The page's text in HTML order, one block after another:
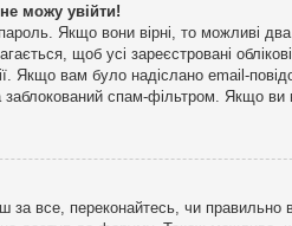
можу увійти!
пароль. Якщо вони вірні, то можливі
щоб усі зареєстровані
Якщо вам було надіслано email-
спам-фільтром. Якщо ви
за все, переконайтесь, чи правильно